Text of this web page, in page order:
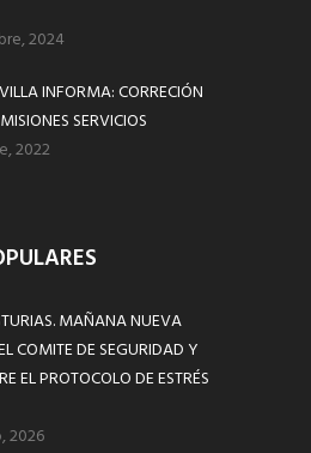
2024
INFORMA: CORRECIÓN
SERVICIOS
2022
MAÑANA NUEVA
COMITE DE SEGURIDAD Y
EL PROTOCOLO DE ESTRÉS
2026